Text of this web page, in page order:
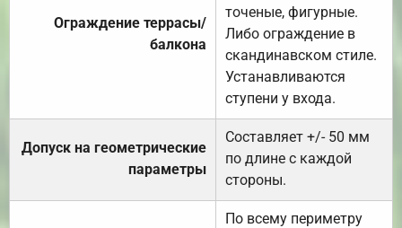
Ограждение террасы/
балкона
точеные, фигурные.
Либо ограждение в
скандинавском стиле.
Устанавливаются
ступени у входа.
Допуск на геометрические
параметры
Составляет +/- 50 мм
по длине с каждой
стороны.
По всему периметру